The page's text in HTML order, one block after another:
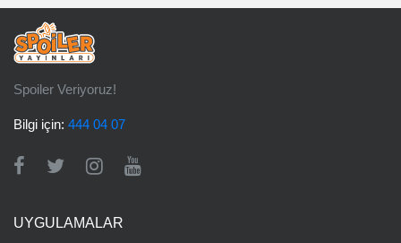
Spoiler Veriyoruz!
Bilgi için: 444 04 07
UYGULAMALAR